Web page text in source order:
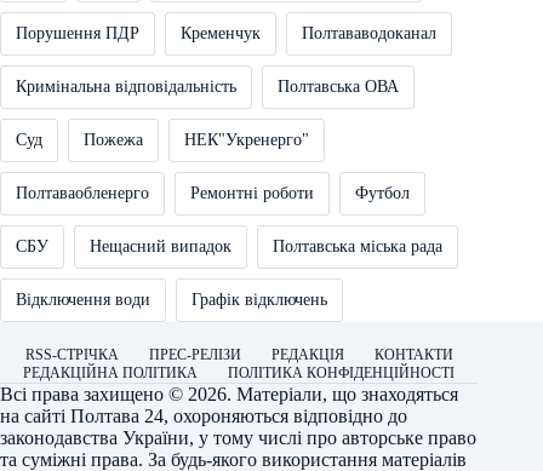
Порушення ПДР Кременчук Полтававодоканал
Кримінальна відповідальність Полтавська ОВА
Суд Пожежа НЕК"Укренерго"
Полтаваобленерго Ремонтні роботи Футбол
СБУ Нещасний випадок Полтавська міська рада
Відключення води Графік відключень
RSS-СТРІЧКА ПРЕС-РЕЛІЗИ РЕДАКЦІЯ
КОНТАКТИ
РЕДАКЦІЙНА ПОЛІТИКА
ПОЛІТИКА КОНФІДЕНЦІЙНОСТІ
Всі права захищено © 2026. Матеріали, що знаходяться
на сайті Полтава 24, охороняються відповідно до
законодавства України, у тому числі про авторське право
та суміжні права. За будь-якого використання матеріалів